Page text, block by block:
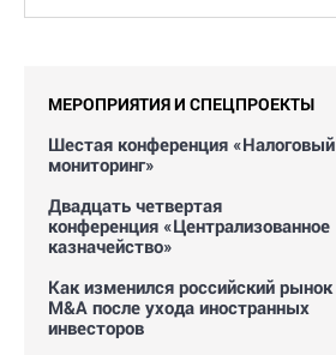
МЕРОПРИЯТИЯ И СПЕЦПРОЕКТЫ
Шестая конференция «Налоговый
мониторинг»
Двадцать четвертая
конференция «Централизованное
казначейство»
Как изменился российский рынок
M&A после ухода иностранных
инвесторов